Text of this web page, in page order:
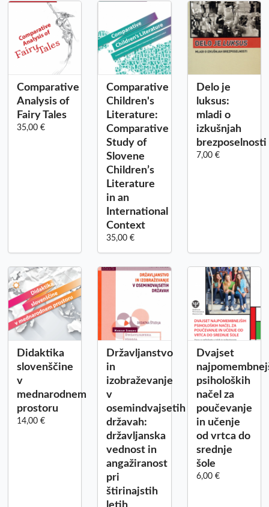
Comparative
Analysis of
Fairy Tales
35,00 €
Comparative
Children's
Literature:
Comparative
Study of
Slovene
Children’s
Literature
in an
International
Context
35,00 €
Delo je
luksus:
mladi o
izkušnjah
brezposelnosti
7,00 €
Didaktika
slovenščine
v
mednarodnem
prostoru
14,00 €
Državljanstvo
in
izobraževanje
v
osemindvajsetih
državah:
državljanska
vednost in
angažiranost
pri
štirinajstih
Dvajset
psiholoških
načel za
poučevanje
in učenje
od vrtca do
srednje
šole
6,00 €